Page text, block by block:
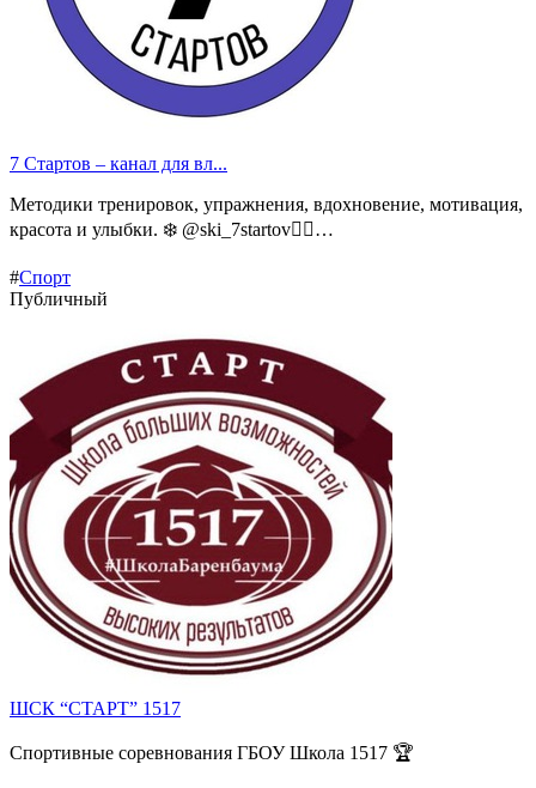
7 Стартов – канал для вл...
Методики тренировок, упражнения, вдохновение, мотивация,
красота и улыбки. ❄️ @ski_7startov🏃‍♂️…
#Спорт
Публичный
ШСК “СТАРТ” 1517
Спортивные соревнования ГБОУ Школа 1517 🏆